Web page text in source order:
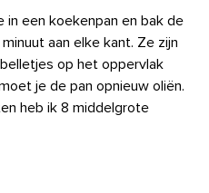
een koekenpan en bak de
aan elke kant. Ze zijn
op het oppervlak
je de pan opnieuw oliën.
heb ik 8 middelgrote